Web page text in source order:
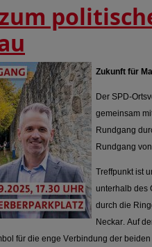
Zukunft für
Der SPD-
gemeinsam
Rundgang
Rundgang
Treffpunkt ist
unterhalb des
durch die
Neckar. Auf
für die enge Verbindung der